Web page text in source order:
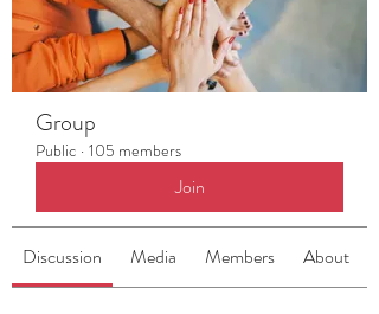
Group
Public · 105 members
Join
Discussion Media Members About